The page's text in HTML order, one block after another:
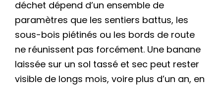
déchet dépend d’un ensemble de
paramètres que les sentiers battus, les
sous-bois piétinés ou les bords de route
ne réunissent pas forcément. Une banane
laissée sur un sol tassé et sec peut rester
visible de longs mois, voire plus d’un an, en